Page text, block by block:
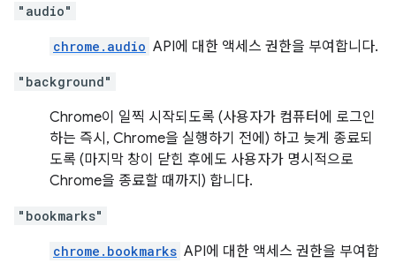
"audio"
chrome.audio API에 대한 액세스 권한을 부여합니다.
"background"
Chrome이 일찍 시작되도록 (사용자가 컴퓨터에 로그인
하는 즉시, Chrome을 실행하기 전에) 하고 늦게 종료되
도록 (마지막 창이 닫힌 후에도 사용자가 명시적으로
Chrome을 종료할 때까지) 합니다.
"bookmarks"
chrome.bookmarks API에 대한 액세스 권한을 부여합